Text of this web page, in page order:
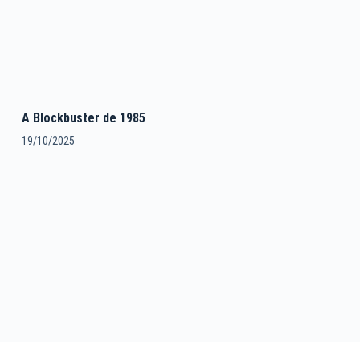
A Blockbuster de 1985
19/10/2025